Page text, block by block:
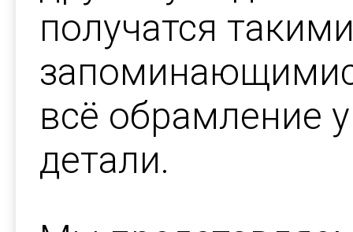
получатся
всё обрамление
детали.